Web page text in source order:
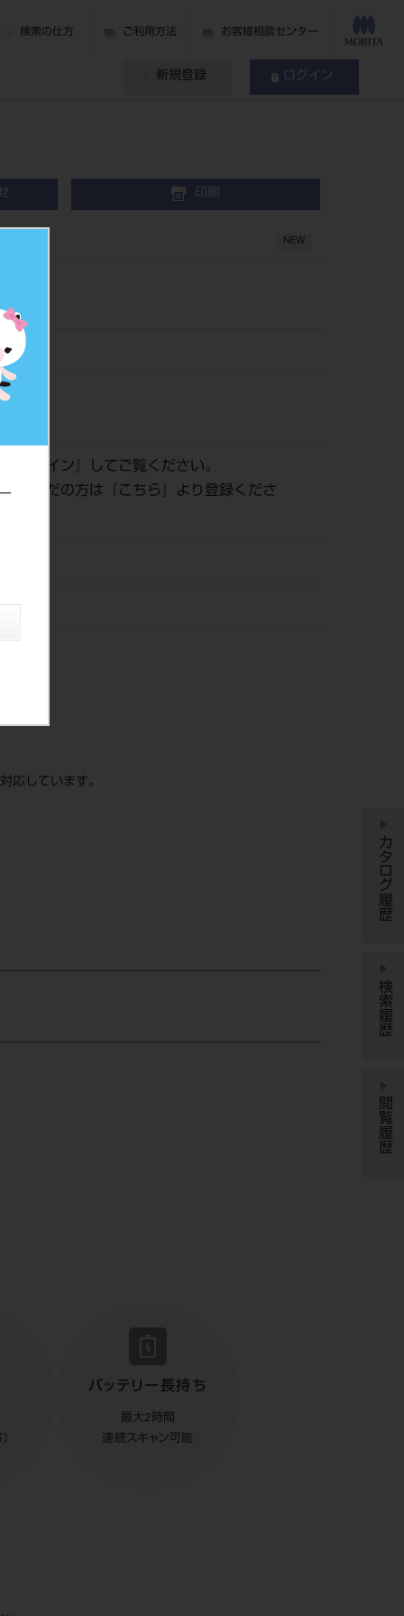
検索の仕方 ご利用方法 お客様相談センター
新規登録 ログイン
印刷
NEW
ログイン 』してご覧ください。
がまだの方は『
こちら 』より登録くださ
ディ
応しています。
バッテリー長持ち
最大2時間
連続スキャン可能
カタログ履歴
検索履歴
閲覧履歴